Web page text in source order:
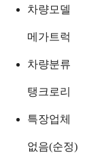
차량모델
메가트럭
차량분류
탱크로리
특장업체
없음(순정)